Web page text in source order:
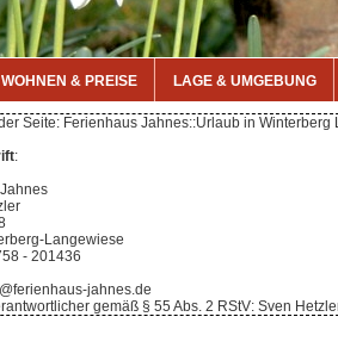
WOHNEN & PREISE LAGE & UMGEBUNG
Seite: Ferienhaus Jahnes::Urlaub in
:
Langewiese
- 201436
jahnes.de
gemäß § 55 Abs. 2 RStV: Sven